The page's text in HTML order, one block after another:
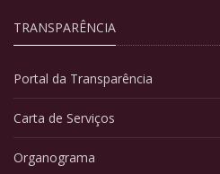
TRANSPARÊNCIA
Portal da Transparência
Carta de Serviços
Organograma